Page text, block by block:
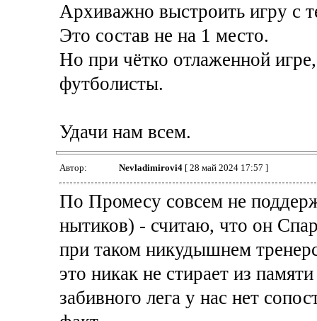
Архиважно выстроить игру с
Это состав не на 1 место.
Но при чётко отлаженной
футболисты.
Удачи нам всем.
Автор: Nevladimirovi4[ 28 май 2024 17:57 ]
По Промесу совсем не
нытиков) - считаю, что он
при таком никудышнем
это никак не стирает из
забивного лега у нас нет